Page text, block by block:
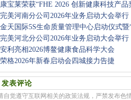
康宝莱荣获“FHE 2026 创新健康科技产品
新未来
完美河南分公司2026年业务启动大会举行
金天国际5S生命质量管理中心启动仪式暨
天”年度
完美河北分公司2026年业务启动大会举行
安利亮相2026博鳌健康食品科学大会
荣格2026年新春启动会四城接力告捷
发表评论
自觉遵守互联网相关的政策法规，严禁发布色